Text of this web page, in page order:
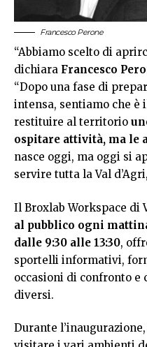
Francesco Perone
“Abbiamo scelto di
dichiara Francesco
“Dopo una fase di
intensa, sentiamo che è
restituire al territorio
ospitare attività, ma le
nasce oggi, ma oggi si
servire tutta la Val
Il Broxlab Workspace di
al pubblico ogni
dalle 9:30 alle 13:30,
sportelli informativi,
occasioni di confronto e
diversi.
Durante